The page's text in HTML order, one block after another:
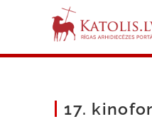
17.